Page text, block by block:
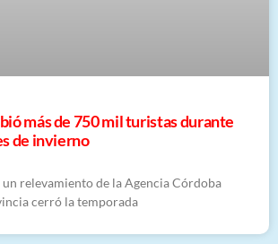
más de 750 mil turistas durante
de invierno
relevamiento de la Agencia Córdoba
cerró la temporada